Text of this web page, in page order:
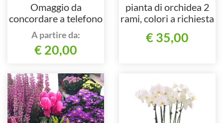
Omaggio da
concordare a telefono
al nostro numero
A partire da:
€ 20,00
pianta di orchidea 2
rami, colori a richiesta
€ 35,00